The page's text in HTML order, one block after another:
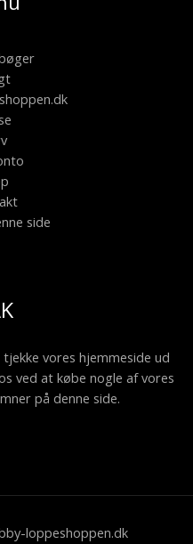
side
vores hjemmeside ud
ved at købe nogle af vores
på denne side.
loppeshoppen.dk